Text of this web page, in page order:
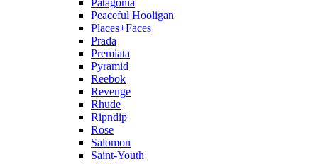
Patagonia
Peaceful Hooligan
Places+Faces
Prada
Premiata
Pyramid
Reebok
Revenge
Rhude
Ripndip
Rose
Salomon
Saint-Youth